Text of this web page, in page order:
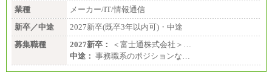
業種
メーカー/IT/情報通信
新卒／中途
2027新卒(既卒3年以内可)・中途
募集職種
2027新卒：
＜富士通株式会社＞…
中途： 事務職系のポジションな…